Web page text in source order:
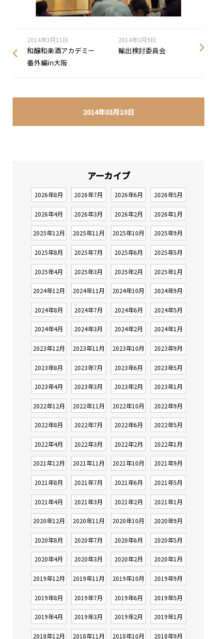
2014年03月10日
2014年3月11日
和醸和楽酒アカデミー
番外編in大阪
2014年3月9日
輸出検討委員会
アーカイブ
2026年8月 2026年7月 2026年6月 2026年5月
2026年4月 2026年3月 2026年2月 2026年1月
2025年12月 2025年11月 2025年10月 2025年9月
2025年8月 2025年7月 2025年6月 2025年5月
2025年4月 2025年3月 2025年2月 2025年1月
2024年12月 2024年11月 2024年10月 2024年9月
2024年8月 2024年7月 2024年6月 2024年5月
2024年4月 2024年3月 2024年2月 2024年1月
2023年12月 2023年11月 2023年10月 2023年9月
2023年8月 2023年7月 2023年6月 2023年5月
2023年4月 2023年3月 2023年2月 2023年1月
2022年12月 2022年11月 2022年10月 2022年9月
2022年8月 2022年7月 2022年6月 2022年5月
2022年4月 2022年3月 2022年2月 2022年1月
2021年12月 2021年11月 2021年10月 2021年9月
2021年8月 2021年7月 2021年6月 2021年5月
2021年4月 2021年3月 2021年2月 2021年1月
2020年12月 2020年11月 2020年10月 2020年9月
2020年8月 2020年7月 2020年6月 2020年5月
2020年4月 2020年3月 2020年2月 2020年1月
2019年12月 2019年11月 2019年10月 2019年9月
2019年8月 2019年7月 2019年6月 2019年5月
2019年4月 2019年3月 2019年2月 2019年1月
2018年12月 2018年11月 2018年10月 2018年9月